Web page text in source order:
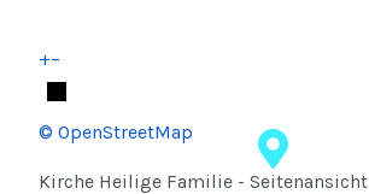
+−
© OpenStreetMap
Kirche Heilige Familie - Seitenansicht